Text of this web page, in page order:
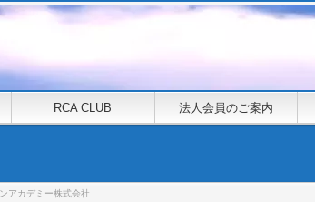
RCA CLUB 法人会員のご案内
アカデミー株式会社